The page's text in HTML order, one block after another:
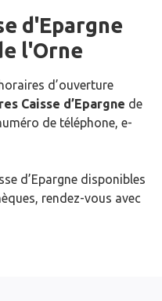
d'Epargne
l'Orne
d’ouverture
Caisse d’Epargne de
de téléphone, e-
d’Epargne disponibles
rendez-vous avec